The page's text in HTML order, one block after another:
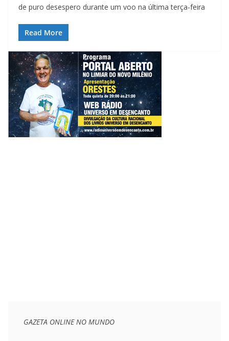
de puro desespero durante um voo na última terça-feira
Read More
GAZETA ONLINE NO MUNDO